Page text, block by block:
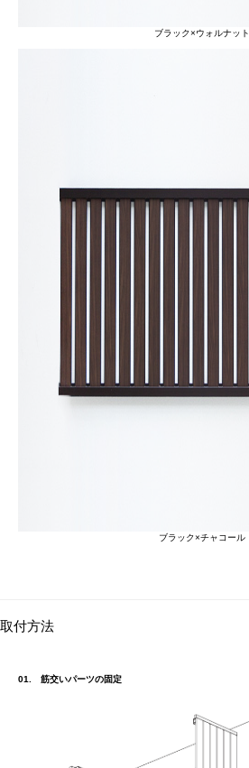
ブラック×ウォルナット
ブラック×チャコール
取付方法
01. 筋交いパーツの固定